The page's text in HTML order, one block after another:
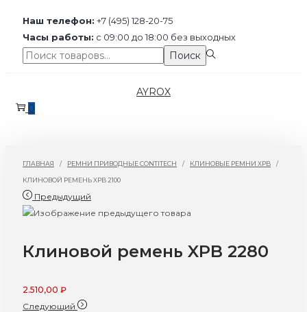
Наш телефон: +7 (495) 128-20-75
Часы работы: с 09:00 до 18:00 без выходных
Поиск:>
Поиск
к
к
AYROX
0
ГЛАВНАЯ / РЕМНИ ПРИВОДНЫЕ CONTITECH / КЛИНОВЫЕ РЕМНИ XPB /
КЛИНОВОЙ РЕМЕНЬ XPB 2100
Предыдущий
Клиновой ремень XPB 2280
2.510,00 ₽
Следующий